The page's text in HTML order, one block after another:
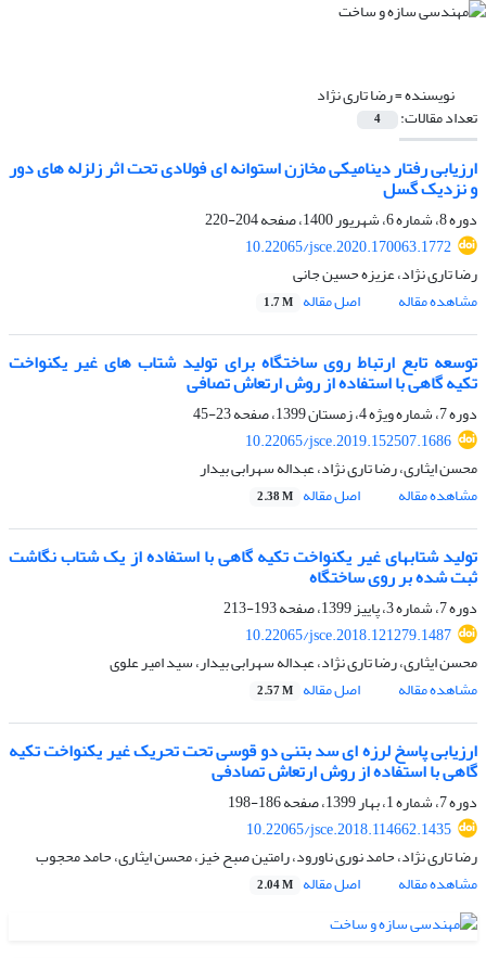
نویسنده =رضا تاری نژاد
تعداد مقالات: 4
ارزیابی رفتار دینامیکی مخازن استوانه ای فولادی تحت اثر زلزله های دور
و نزدیک گسل
دوره 8، شماره 6، شهریور 1400، صفحه
204-220
10.22065/jsce.2020.170063.1772
رضا تاری نژاد، عزیزه حسین جانی
مشاهده مقاله
اصل مقاله 1.7 M
توسعه تابع ارتباط روی ساختگاه برای تولید شتاب های غیر یکنواخت
تکیه گاهی با استفاده از روش ارتعاش تصافی
دوره 7، شماره ویژه 4، زمستان 1399، صفحه
23-45
10.22065/jsce.2019.152507.1686
محسن ایثاری، رضا تاری نژاد، عبداله سهرابی بیدار
مشاهده مقاله
اصل مقاله 2.38 M
تولید شتابهای غیر یکنواخت تکیه گاهی با استفاده از یک شتاب نگاشت
ثبت شده بر روی ساختگاه
دوره 7، شماره 3، پاییز 1399، صفحه
193-213
10.22065/jsce.2018.121279.1487
محسن ایثاری، رضا تاری نژاد، عبداله سهرابی بیدار، سید امیر علوی
مشاهده مقاله
اصل مقاله 2.57 M
ارزیابی پاسخ لرزه ای سد بتنی دو قوسی تحت تحریک غیر یکنواخت تکیه
گاهی با استفاده از روش ارتعاش تصادفی
دوره 7، شماره 1، بهار 1399، صفحه
186-198
10.22065/jsce.2018.114662.1435
رضا تاری نژاد، حامد نوری ناورود، رامتین صبح خیز، محسن ایثاری، حامد محجوب
مشاهده مقاله
اصل مقاله 2.04 M